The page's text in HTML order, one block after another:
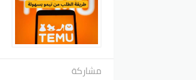
مشاركة